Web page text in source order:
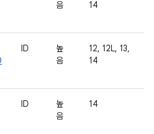
음
14
ID
높
음
12, 12L, 13,
14
ID
높
음
14